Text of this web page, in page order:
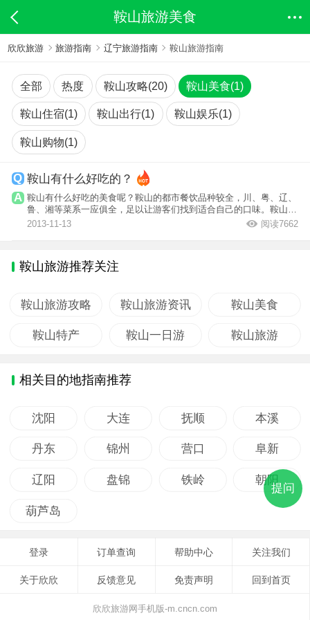
鞍山旅游美食
欣欣旅游 旅游指南 辽宁旅游指南 鞍山旅游指南
全部 热度 鞍山攻略(20) 鞍山美食(1)
鞍山住宿(1) 鞍山出行(1) 鞍山娱乐(1)
鞍山购物(1)
鞍山有什么好吃的？
鞍山有什么好吃的美食呢？鞍山的都市餐饮品种较全，川、粤、辽、
鲁、湘等菜系一应俱全，足以让游客们找到适合自己的口味。鞍山书
市附近、空...
2013-11-13 阅读7662
鞍山旅游推荐关注
鞍山旅游攻略 鞍山旅游资讯 鞍山美食
鞍山特产 鞍山一日游 鞍山旅游
相关目的地指南推荐
沈阳 大连 抚顺 本溪
丹东 锦州 营口 阜新
辽阳 盘锦 铁岭 朝阳
葫芦岛
提问
登录 订单查询 帮助中心 关注我们
关于欣欣 反馈意见 免责声明 回到首页
欣欣旅游网手机版-m.cncn.com